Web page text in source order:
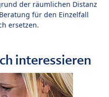
der räumlichen Distanz
für den Einzelfall
ersetzen.
interessieren